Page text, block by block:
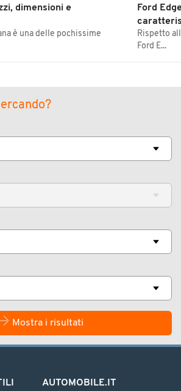
dimensioni e
è una delle pochissime
Ford
Rispetto
Ford E...
Mostra i risultati
AUTOMOBILE.IT